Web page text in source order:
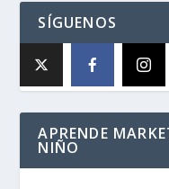
SÍGUENOS
APRENDE
NIÑO